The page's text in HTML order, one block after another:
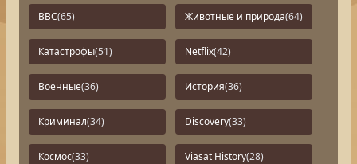
BBC(65) Животные и природа(64)
Катастрофы(51) Netflix(42)
Военные(36) История(36)
Криминал(34) Discovery(33)
Космос(33) Viasat History(28)